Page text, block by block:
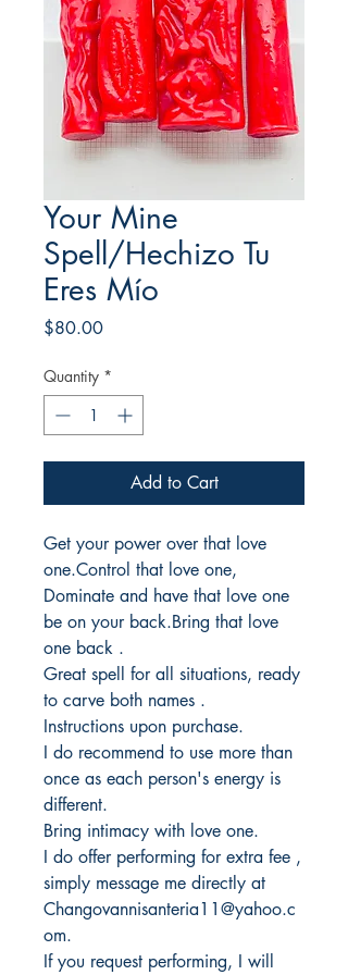
Your Mine
Spell/Hechizo Tu
Eres Mío
$80.00Price
Quantity *
Add to Cart
Get your power over that love
one.Control that love one,
Dominate and have that love one
be on your back.Bring that love
one back .
Great spell for all situations, ready
to carve both names .
Instructions upon purchase.
I do recommend to use more than
once as each person's energy is
different.
Bring intimacy with love one.
I do offer performing for extra fee ,
simply message me directly at
Changovannisanteria11@yahoo.c
om.
If you request performing, I will